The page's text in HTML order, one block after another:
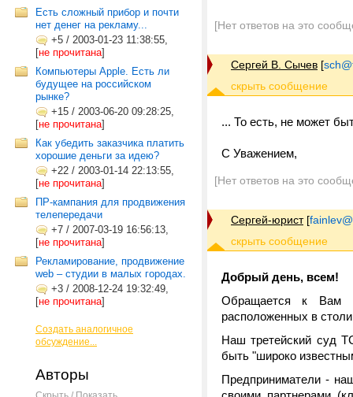
Есть сложный прибор и почти
нет денег на рекламу...
+5 / 2003-01-23 11:38:55,
[не прочитана]
Компьютеры Apple. Есть ли
будущее на российском
рынке?
+15 / 2003-06-20 09:28:25,
[не прочитана]
Как убедить заказчика платить
хорошие деньги за идею?
+22 / 2003-01-14 22:13:55,
[не прочитана]
ПР-кампания для продвижения
телепередачи
+7 / 2007-03-19 16:56:13,
[не прочитана]
Рекламирование, продвижение
web – студии в малых городах.
+3 / 2008-12-24 19:32:49,
[не прочитана]
Создать аналогичное
обсуждение...
Авторы
[Нет ответов на это
Сергей В. Сычев [
... То есть, не может
С Уважением,
[Нет ответов на это
Сергей-юрист [
Добрый день, всем!
Обращается к Вам
расположенных в
Наш третейский суд
быть "широко
Предприниматели -